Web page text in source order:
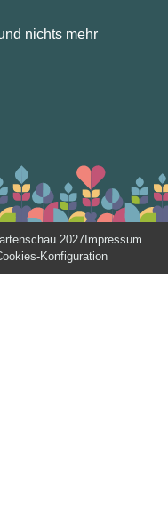
nichts mehr
2027Impressum
Konfiguration